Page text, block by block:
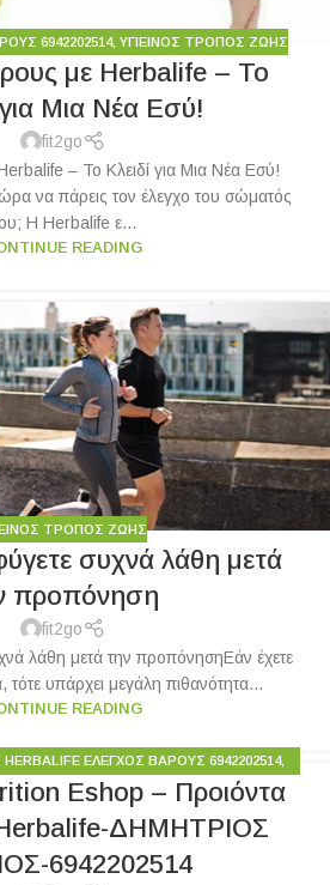
6942202514, ΥΓΙΕΙΝΟΣ ΤΡΟΠΟΣ ΖΩΗΣ
με Herbalife – Το
για Μια Νέα Εσύ!
fit2go
– Το Κλειδί για Μια Νέα Εσύ!
να πάρεις τον έλεγχο του σώματός
Η Herbalife ε...
READING
ΤΡΟΠΟΣ ΖΩΗΣ
συχνά λάθη μετά
προπόνηση​
fit2go
λάθη μετά την προπόνηση​ Εάν έχετε
υπάρχει μεγάλη πιθανότητα...
READING
HERBALIFE ΈΛΕΓΧΟΣ ΒΆΡΟΥΣ 6942202514,
,ΕΙΔΉΣΕΙΣ,ΥΓΙΕΙΝΟΣ ΤΡΟΠΟΣ ΖΩΗΣ
Eshop – Προιόντα
ΔΗΜΗΤΡΙΟΣ
6942202514